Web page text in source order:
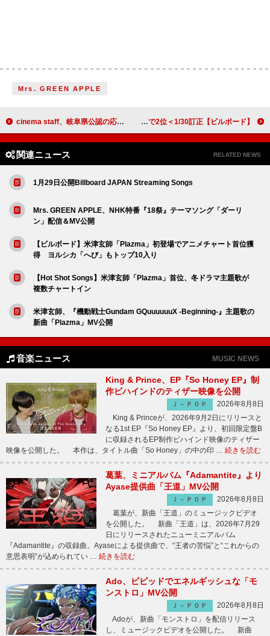
Mrs. GREEN APPLE
cinema staff、岐阜県公認の応援歌「岐路」MV公開 主催フェス最終出演者にユニゾン／ONIGAWARA／envyら 【ビルボード】米津玄師「Plazma」が総合首位デビュー、Mrs. GREEN APPLE「ダーリン」は僅差で2位＜1/30訂正＞
関連ニュース RELATED NEWS
1月29日公開Billboard JAPAN Streaming Songs
Mrs. GREEN APPLE、NHK特番『18祭』テーマソング「ダーリ
ン」配信＆MV公開
【ビルボード】米津玄師「Plazma」初登場でアニメチャート首位獲
得 ヨルシカ「へび」もトップ10入り
【Hot Shot Songs】米津玄師「Plazma」首位、冬ドラマ主題歌が
複数チャートイン
米津玄師、『機動戦士Gundam GQuuuuuuX -Beginning-』主題歌の
新曲「Plazma」MV公開
音楽ニュース MUSIC NEWS
King & Prince、EP『So Honey EP』制
作ビハインドのティザー映像を公開
Ｊ－ＰＯＰ
2026年8月8日
King & Princeが、2026年9月2日にリリースと
なる1st EP『So Honey EP』より、初回限定盤B
に収録されるEP制作ビハインド映像のティザー
映像を公開した。 本作は、タイトル曲「So Honey」の中の印 … 続きを読む
葛葉、ミニアルバム『Adamantite』より
Ayase提供曲「王道」MV公開
Ｊ－ＰＯＰ
2026年8月8日
葛葉が、新曲「王道」のミュージックビデオ
を公開した。 新曲「王道」は、2026年7月29
日にリリースされたニューミニアルバム
『Adamantite』の収録曲。Ayaseによる提供曲で、“王者の苦悩”と“これからの
意思表明”が込められてい … 続きを読む
Ado、ビビッドでエネルギッシュな「モ
ンストロ」MV公開
Ｊ－ＰＯＰ
2026年8月8日
Adoが、新曲「モンストロ」を配信リリース
し、ミュージックビデオを公開した。 新曲